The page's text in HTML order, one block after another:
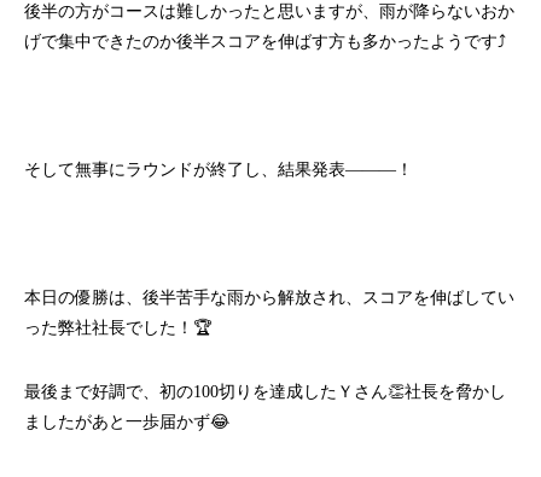
後半の方がコースは難しかったと思いますが、雨が降らないおか
げで集中できたのか後半スコアを伸ばす方も多かったようです⤴
そして無事にラウンドが終了し、結果発表―――！
本日の優勝は、後半苦手な雨から解放され、スコアを伸ばしてい
った弊社社長でした！🏆
最後まで好調で、初の100切りを達成したＹさん👏社長を脅かし
ましたがあと一歩届かず😂